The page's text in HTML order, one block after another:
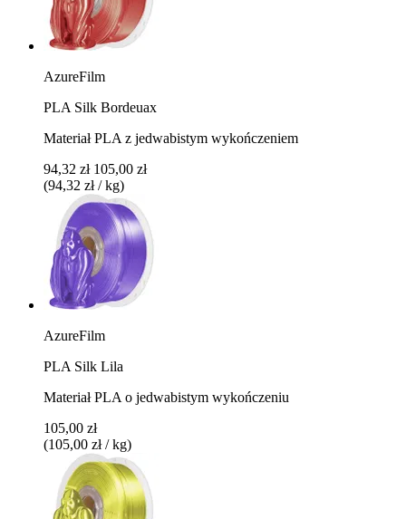
AzureFilm
PLA Silk Bordeuax
Materiał PLA z jedwabistym wykończeniem
94,32 zł 105,00 zł
(94,32 zł / kg)
AzureFilm
PLA Silk Lila
Materiał PLA o jedwabistym wykończeniu
105,00 zł
(105,00 zł / kg)